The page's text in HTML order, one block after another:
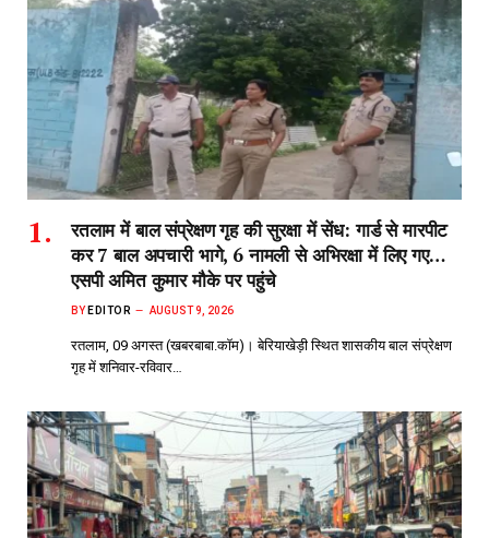
रतलाम में बाल संप्रेक्षण गृह की सुरक्षा में सेंध: गार्ड से मारपीट
कर 7 बाल अपचारी भागे, 6 नामली से अभिरक्षा में लिए गए…
एसपी अमित कुमार मौके पर पहुंचे
BY EDITOR AUGUST 9, 2026
रतलाम, 09 अगस्त (खबरबाबा.कॉम)। बेरियाखेड़ी स्थित शासकीय बाल संप्रेक्षण
गृह में शनिवार-रविवार…